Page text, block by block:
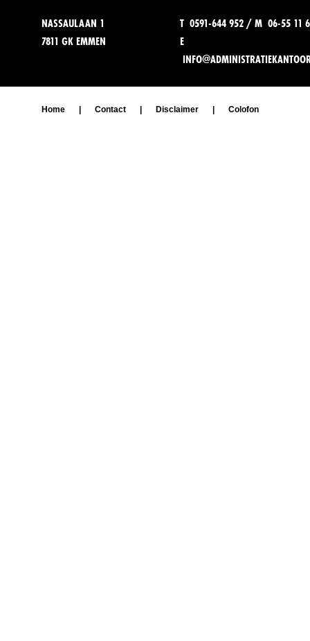
NASSAULAAN 1
7811 GK EMMEN
T 0591-644 952 / M 06-55 11
E
Home Contact Disclaimer Colofon